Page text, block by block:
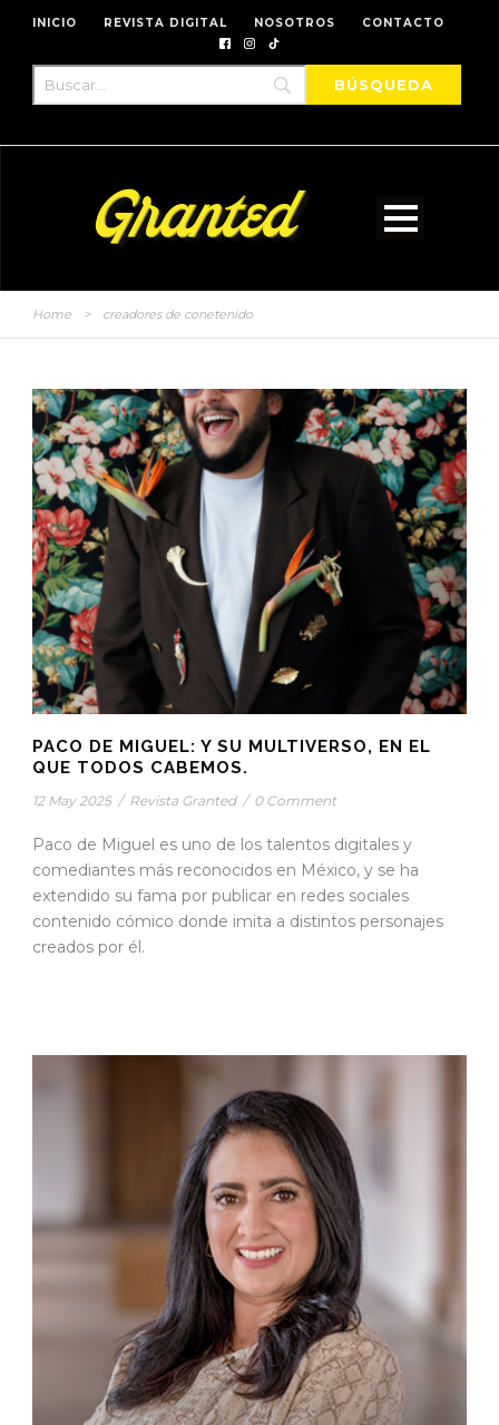
INICIO REVISTA DIGITAL NOSOTROS CONTACTO
Home > creadores de conetenido
PACO DE MIGUEL: Y SU MULTIVERSO, EN EL
QUE TODOS CABEMOS.
12 May 2025 / Revista Granted / 0 Comment
Paco de Miguel es uno de los talentos digitales y
comediantes más reconocidos en México, y se ha
extendido su fama por publicar en redes sociales
contenido cómico donde imita a distintos personajes
creados por él.